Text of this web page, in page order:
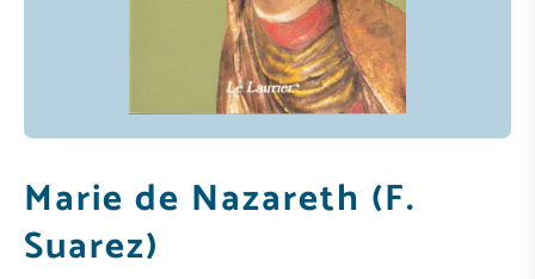
Marie de Nazareth (F.
Suarez)